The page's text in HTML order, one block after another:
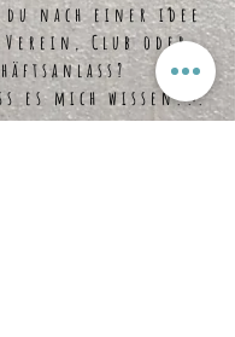
du nach einer idee
Club oder
es mich wissen...